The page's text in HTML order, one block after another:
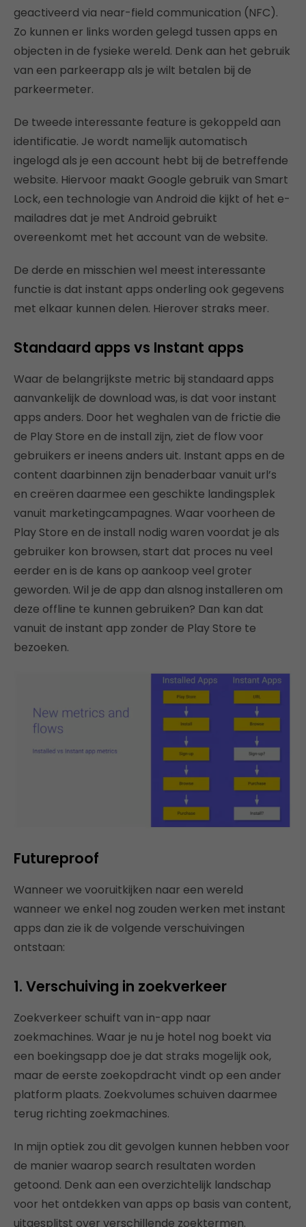
geactiveerd via near-field communication (NFC).
Zo kunnen er links worden gelegd tussen apps en
objecten in de fysieke wereld. Denk aan het gebruik
van een parkeerapp als je wilt betalen bij de
parkeermeter.
De tweede interessante feature is gekoppeld aan
identificatie. Je wordt namelijk automatisch
ingelogd als je een account hebt bij de betreffende
website. Hiervoor maakt Google gebruik van Smart
Lock, een technologie van Android die kijkt of het e-
mailadres dat je met Android gebruikt
overeenkomt met het account van de website.
De derde en misschien wel meest interessante
functie is dat instant apps onderling ook gegevens
met elkaar kunnen delen. Hierover straks meer.
Standaard apps vs Instant apps
Waar de belangrijkste metric bij standaard apps
aanvankelijk de download was, is dat voor instant
apps anders. Door het weghalen van de frictie die
de Play Store en de install zijn, ziet de flow voor
gebruikers er ineens anders uit. Instant apps en de
content daarbinnen zijn benaderbaar vanuit url’s
en creëren daarmee een geschikte landingsplek
vanuit marketingcampagnes. Waar voorheen de
Play Store en de install nodig waren voordat je als
gebruiker kon browsen, start dat proces nu veel
eerder en is de kans op aankoop veel groter
geworden. Wil je de app dan alsnog installeren om
deze offline te kunnen gebruiken? Dan kan dat
vanuit de instant app zonder de Play Store te
bezoeken.
Futureproof
Wanneer we vooruitkijken naar een wereld
wanneer we enkel nog zouden werken met instant
apps dan zie ik de volgende verschuivingen
ontstaan:
1. Verschuiving in zoekverkeer
Zoekverkeer schuift van in-app naar
zoekmachines. Waar je nu je hotel nog boekt via
een boekingsapp doe je dat straks mogelijk ook,
maar de eerste zoekopdracht vindt op een ander
platform plaats. Zoekvolumes schuiven daarmee
terug richting zoekmachines.
In mijn optiek zou dit gevolgen kunnen hebben voor
de manier waarop search resultaten worden
getoond. Denk aan een overzichtelijk landschap
voor het ontdekken van apps op basis van content,
uitgesplitst over verschillende zoektermen.